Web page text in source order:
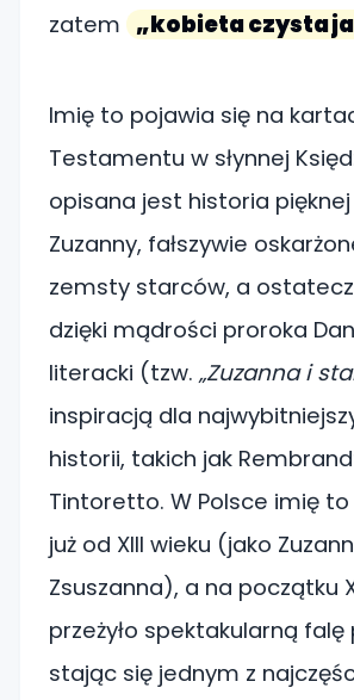
zatem „kobieta czysta
Imię to pojawia się na
Testamentu w słynnej
opisana jest historia
Zuzanny, fałszywie
zemsty starców, a
dzięki mądrości proroka
literacki (tzw. „Zuzanna i
inspiracją dla
historii, takich jak
Tintoretto. W Polsce imię
już od XIII wieku (jako
Zsuszanna), a na początku
przeżyło spektakularną
stając się jednym z